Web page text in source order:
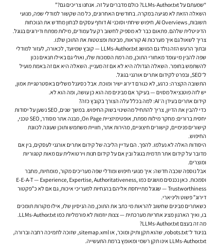
“שמעתם על LLMs-Author.txt? כולם מדברים על זה. אנחנו צריכים גם?”
השאלה הזאת לא מגיעה במקרה. בחודשים האחרונים, כל מה שקשור למודלי שפה, מנועי
תשובות, AI Overviews, חיפוש שיחתי וסוכני AI דוחף עסקים לבחון מחדש את הנוכחות
הדיגיטלית שלהם. פתאום כבר לא מספיק לחשוב רק על עמודים, מילות מפתח ודירוגים בגוגל.
צריך לשאול גם איך מערכות AI קוראות, מבינות ומצטטות את התוכן שלנו.
ובתוך הרעש הזה נולד גם המושג LLMs-Author.txt — קובץ שמיועד, לכאורה, לעזור למודלי
שפה להבין מי עומד מאחורי התוכן, מה רמת הסמכות שלו, ואולי גם באילו תנאים נכון
להשתמש בחומר. השאלה הגדולה היא לא אם זה מעניין. השאלה היא אם זה באמת מועיל
ל־SEO, ובפרט ל
קידום אתרים אורגני בגוגל.
התשובה הקצרה: כרגע, לא כגורם דירוג ישיר ומוכח. אבל כסיגנל משלים באסטרטגיית אמון,
יש לזה פוטנציאל מסוים — בעיקר אם מבינים מה הוא כן עושה, ומה הוא לא.
קידום אתרים בעידן ה־AI: למה בכלל עלה הצורך בקובץ כזה?
כדי להבין את הדיון, צריך להתחיל מהשינוי בשוק החיפוש. במשך שנים, SEO נשען על יסודות
יחסית ברורים: מחקר מילות מפתח, אופטימיזציית On Page, מבנה אתר מסודר, SEO טכני,
קישורים פנימיים, קישורים חיצוניים, מהירות אתר, חוויית משתמש ותוכן שעונה לכוונת
החיפוש.
היסודות האלה לא נעלמו. להפך. הם עדיין הליבה של קידום אתרים אורגני לעסקים, בין אם
מדובר על קידום אתר תדמית בגוגל ובין אם על קידום חנות וירטואלית עם מאות קטגוריות
ומוצרים.
אבל נוספה שכבה חדשה: איך מנועי חיפוש ומודלי שפה מעריכים מקור, מומחיות, מחבר
וסמכות. כאן נכנסים מושגים כמו E-E-A-T — Experience, Expertise, Authoritativeness,
Trustworthiness — שגוגל מתייחסת אליהם בהנחיות למעריכי איכות, גם אם לא כ”פקטור
דירוג” פשוט וליניארי.
כשאתרים מבינים שחשוב להראות מי כתב את התוכן, מה הניסיון שלו, אילו מקורות תומכים
בו, ואיך הארגון מציג אחריות מערכתית — צצות יוזמות לא פורמליות כמו LLMs-Author.txt.
מה זה בעצם LLMs-Author.txt?
בניגוד ל־robots.txt, שהוא תקן ותיק ומוכר, או sitemap.xml, שזוכה לתמיכה רחבה וברורה,
LLMs-Author.txt אינו תקן רשמי ומאומץ ברמת התעשייה.